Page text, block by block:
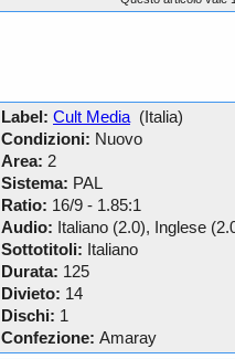
Label: Cult Media (Italia)
Condizioni: Nuovo
Area: 2
Sistema: PAL
Ratio: 16/9 - 1.85:1
Audio: Italiano (2.0), Inglese
Sottotitoli: Italiano
Durata: 125
Divieto: 14
Dischi: 1
Confezione: Amaray